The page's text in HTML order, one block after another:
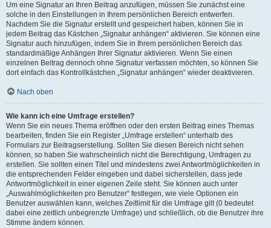
Um eine Signatur an Ihren Beitrag anzufügen, müssen Sie zunächst eine
solche in den Einstellungen in Ihrem persönlichen Bereich entwerfen.
Nachdem Sie die Signatur erstellt und gespeichert haben, können Sie in
jedem Beitrag das Kästchen „Signatur anhängen“ aktivieren. Sie können eine
Signatur auch hinzufügen, indem Sie in Ihrem persönlichen Bereich das
standardmäßige Anhängen Ihrer Signatur aktivieren. Wenn Sie einen
einzelnen Beitrag dennoch ohne Signatur verfassen möchten, so können Sie
dort einfach das Kontrollkästchen „Signatur anhängen“ wieder deaktivieren.
Nach oben
Wie kann ich eine Umfrage erstellen?
Wenn Sie ein neues Thema eröffnen oder den ersten Beitrag eines Themas
bearbeiten, finden Sie ein Register „Umfrage erstellen“ unterhalb des
Formulars zur Beitragserstellung. Sollten Sie diesen Bereich nicht sehen
können, so haben Sie wahrscheinlich nicht die Berechtigung, Umfragen zu
erstellen. Sie sollten einen Titel und mindestens zwei Antwortmöglichkeiten in
die entsprechenden Felder eingeben und dabei sicherstellen, dass jede
Antwortmöglichkeit in einer eigenen Zeile steht. Sie können auch unter
„Auswahlmöglichkeiten pro Benutzer“ festlegen, wie viele Optionen ein
Benutzer auswählen kann, welches Zeitlimit für die Umfrage gilt (0 bedeutet
dabei eine zeitlich unbegrenzte Umfrage) und schließlich, ob die Benutzer ihre
Stimme ändern können.